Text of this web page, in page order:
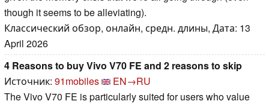
though it seems to be alleviating).
Классический обзор, онлайн, средн. длины, Дата: 13
April 2026
4 Reasons to buy Vivo V70 FE and 2 reasons to skip
Источник: 91mobiles
EN→RU
The Vivo V70 FE is particularly suited for users who value